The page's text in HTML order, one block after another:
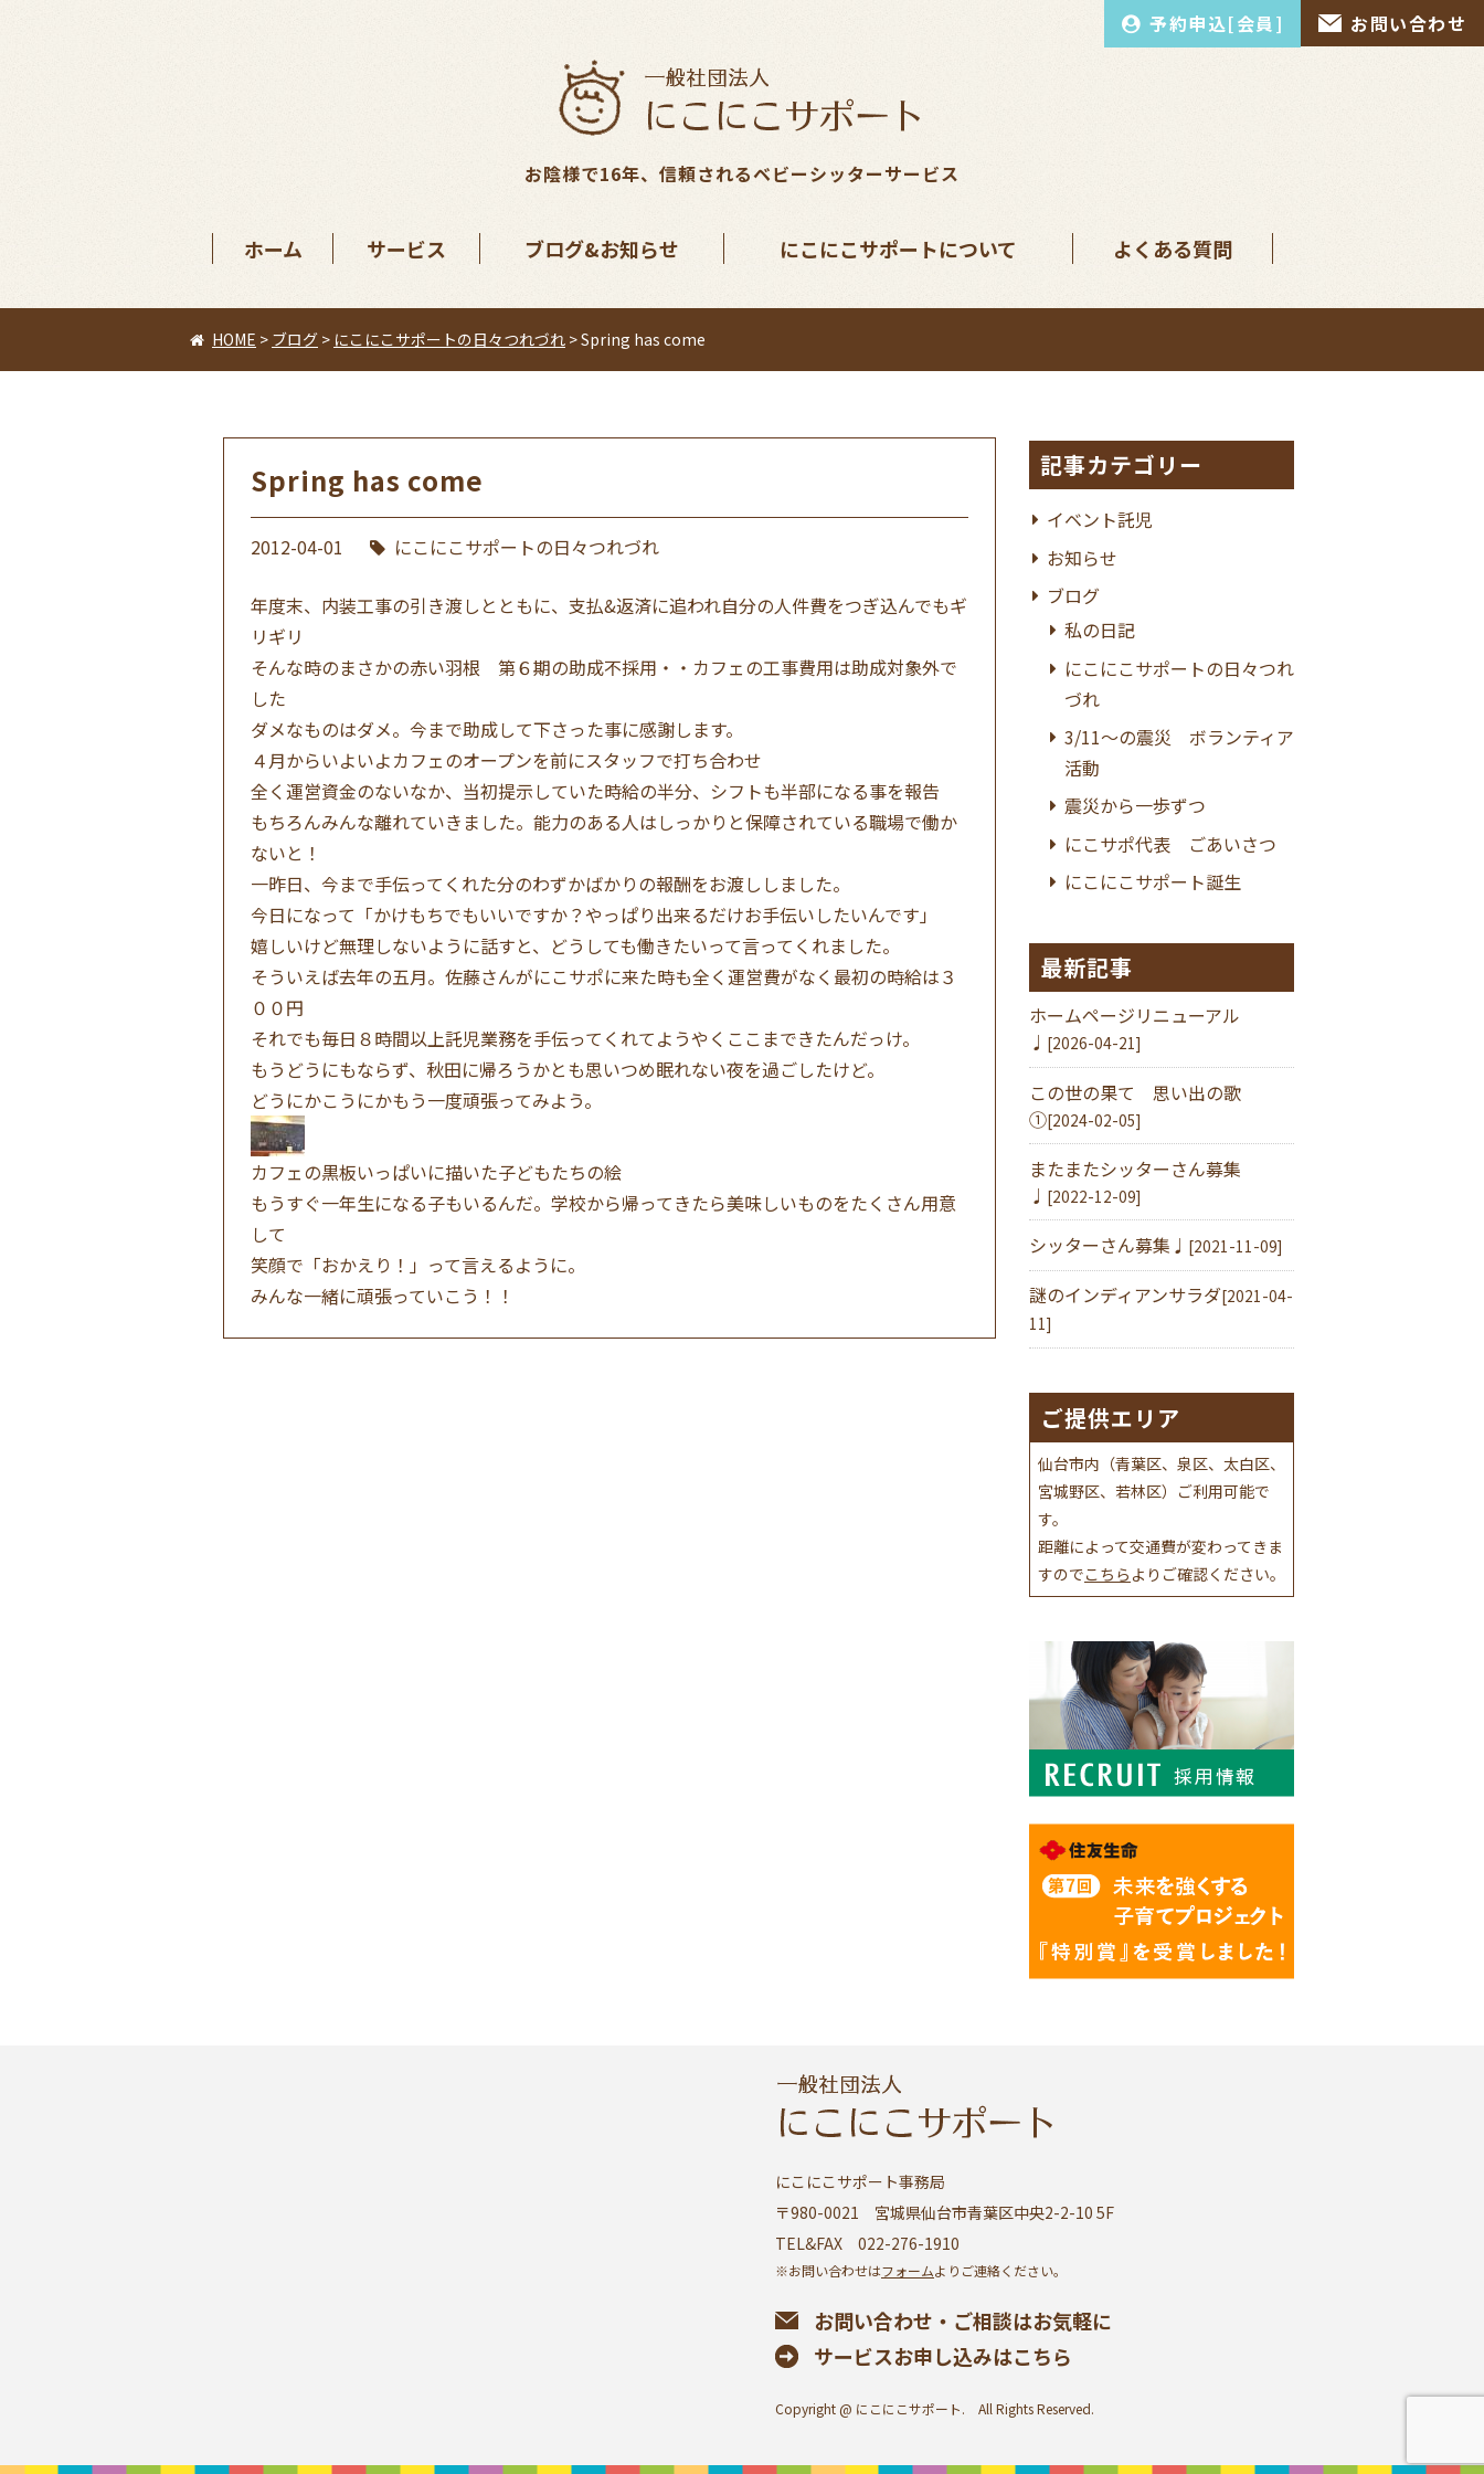
お陰様で16年、信頼されるベビーシッターサービス
予約申込[会員] お問い合わせ
ホーム サービス ブログ&お知らせ にこにこサポートについて よくある質問
HOME > ブログ > にこにこサポートの日々つれづれ >Spring has come
Spring has come
2012-04-01 にこにこサポートの日々つれづれ
年度末、内装工事の引き渡しとともに、支払&返済に追われ自分の人件費をつぎ込んでもギ
リギリ
そんな時のまさかの赤い羽根 第６期の助成不採用・・カフェの工事費用は助成対象外で
した
ダメなものはダメ。今まで助成して下さった事に感謝します。
４月からいよいよカフェのオープンを前にスタッフで打ち合わせ
全く運営資金のないなか、当初提示していた時給の半分、シフトも半部になる事を報告
もちろんみんな離れていきました。能力のある人はしっかりと保障されている職場で働か
ないと！
一昨日、今まで手伝ってくれた分のわずかばかりの報酬をお渡ししました。
今日になって「かけもちでもいいですか？やっぱり出来るだけお手伝いしたいんです」
嬉しいけど無理しないように話すと、どうしても働きたいって言ってくれました。
そういえば去年の五月。佐藤さんがにこサポに来た時も全く運営費がなく最初の時給は３
００円
それでも毎日８時間以上託児業務を手伝ってくれてようやくここまできたんだっけ。
もうどうにもならず、秋田に帰ろうかとも思いつめ眠れない夜を過ごしたけど。
どうにかこうにかもう一度頑張ってみよう。
カフェの黒板いっぱいに描いた子どもたちの絵
もうすぐ一年生になる子もいるんだ。学校から帰ってきたら美味しいものをたくさん用意
して
笑顔で「おかえり！」って言えるように。
みんな一緒に頑張っていこう！！
記事カテゴリー
イベント託児
お知らせ
ブログ
私の日記
にこにこサポートの日々つれ
づれ
3/11〜の震災 ボランティア
活動
震災から一歩ずつ
にこサポ代表 ごあいさつ
にこにこサポート誕生
最新記事
ホームページリニューアル
♩ [2026-04-21]
この世の果て 思い出の歌
①[2024-02-05]
またまたシッターさん募集
♩ [2022-12-09]
シッターさん募集♩ [2021-11-09]
謎のインディアンサラダ[2021-04-
11]
ご提供エリア
仙台市内（青葉区、泉区、太白区、
宮城野区、若林区）ご利用可能で
す。
距離によって交通費が変わってきま
すのでこちら よりご確認ください。
にこにこサポート事務局
〒980-0021 宮城県仙台市青葉区中央2-2-10 5F
TEL&FAX 022-276-1910
※お問い合わせはフォームよりご連絡ください。
お問い合わせ・ご相談はお気軽に
サービスお申し込みはこちら
Copyright @ にこにこサポート. All Rights Reserved.